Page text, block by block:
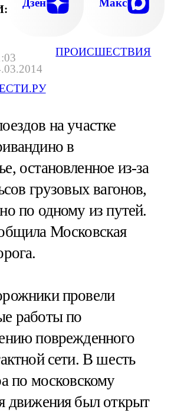
ПРОИСШЕСТВИЯ
Дзен Макс
на участке
в
остановленное из-за
грузовых вагонов,
по одному из путей.
Московская
провели
работы по
поврежденного
сети. В шесть
по московскому
движения был открыт